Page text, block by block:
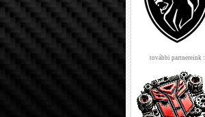
további partnereink :